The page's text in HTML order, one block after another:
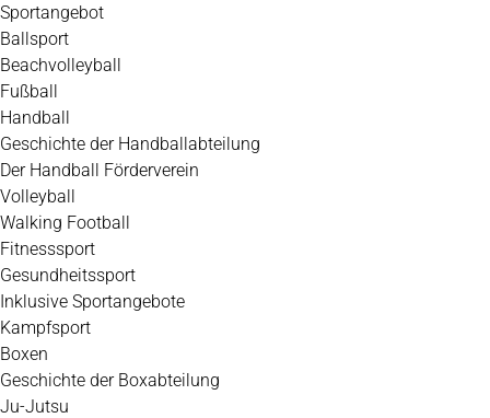
Zum
Inhalt
springen
Sportangebot
Ballsport
Beachvolleyball
Fußball
Handball
Geschichte der Handballabteilung
Der Handball Förderverein
Volleyball
Walking Football
Fitnesssport
Gesundheitssport
Inklusive Sportangebote
Kampfsport
Boxen
Geschichte der Boxabteilung
Ju-Jutsu